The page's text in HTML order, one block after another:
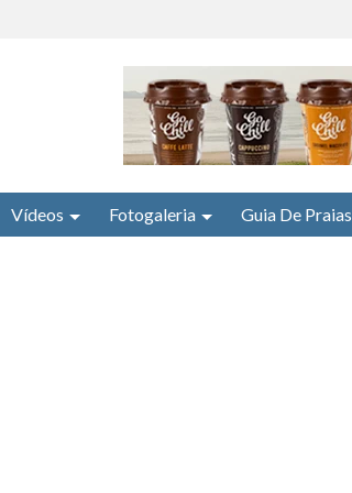
Vídeos Fotogaleria Guia De Praias